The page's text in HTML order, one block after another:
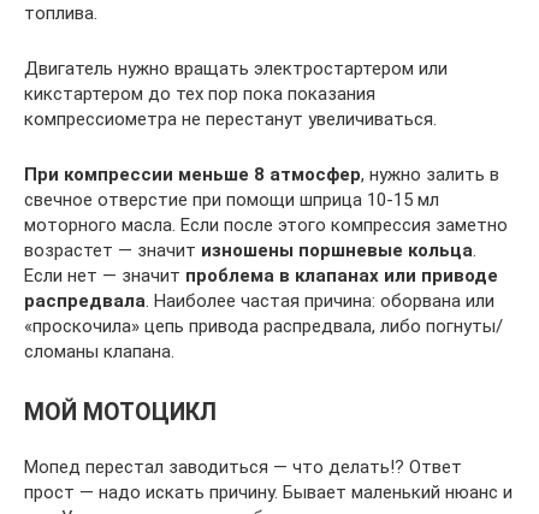
топлива.
Двигатель нужно вращать электростартером или
кикстартером до тех пор пока показания
компрессиометра не перестанут увеличиваться.
При компрессии меньше 8 атмосфер, нужно залить в
свечное отверстие при помощи шприца 10-15 мл
моторного масла. Если после этого компрессия заметно
возрастет — значит изношены поршневые кольца.
Если нет — значит проблема в клапанах или приводе
распредвала. Наиболее частая причина: оборвана или
«проскочила» цепь привода распредвала, либо погнуты/
сломаны клапана.
МОЙ МОТОЦИКЛ
Мопед перестал заводиться — что делать!? Ответ
прост — надо искать причину. Бывает маленький нюанс и